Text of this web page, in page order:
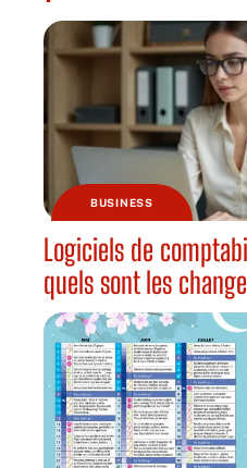
BUSINESS
Logiciels de
quels sont les